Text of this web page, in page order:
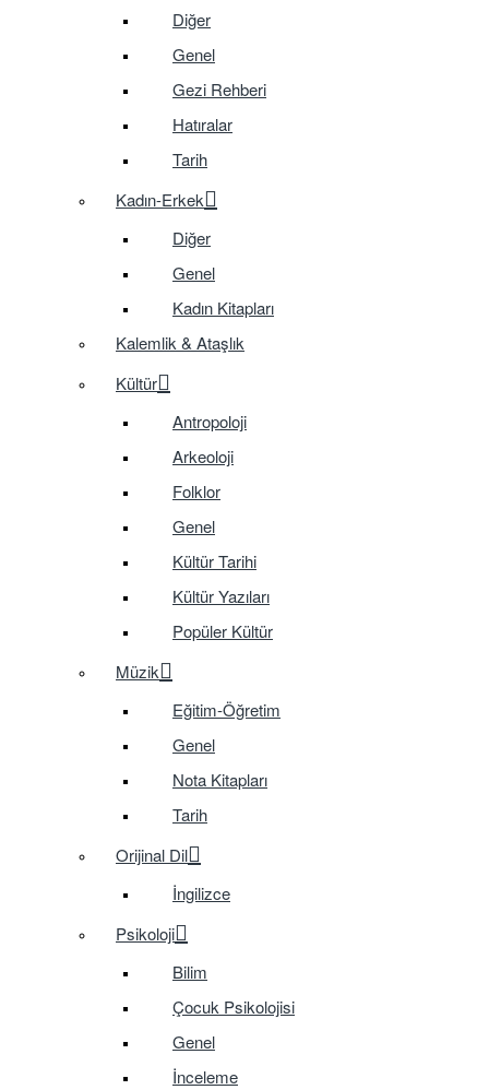
Diğer
Genel
Gezi Rehberi
Hatıralar
Tarih
Kadın-Erkek
Diğer
Genel
Kadın Kitapları
Kalemlik & Ataşlık
Kültür
Antropoloji
Arkeoloji
Folklor
Genel
Kültür Tarihi
Kültür Yazıları
Popüler Kültür
Müzik
Eğitim-Öğretim
Genel
Nota Kitapları
Tarih
Orijinal Dil
İngilizce
Psikoloji
Bilim
Çocuk Psikolojisi
Genel
İnceleme